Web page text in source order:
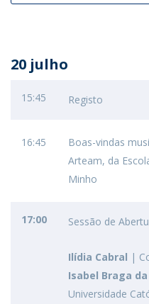
20 julho
15:45 Registo
16:45
Boas-vindas
Arteam, da
Minho
17:00 Sessão de
Ilídia Cabral |
Isabel Braga da
Universidade